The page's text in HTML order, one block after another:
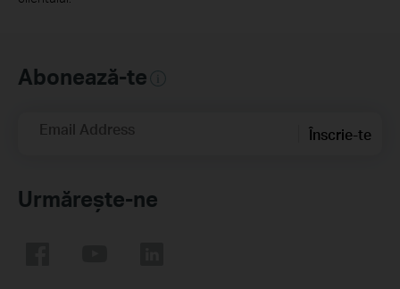
Abonează-te
Email Address Înscrie-te
Urmărește-ne